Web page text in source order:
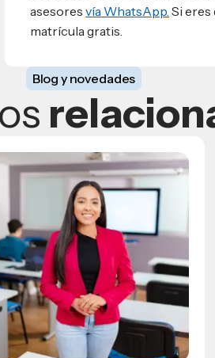
asesoresvía WhatsApp. Si
matrícula gratis.
Blog y novedades